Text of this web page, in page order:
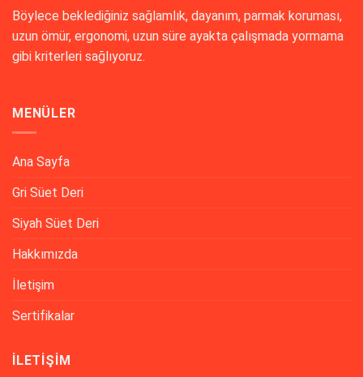
Böylece beklediğiniz sağlamlık, dayanım, parmak koruması,
uzun ömür, ergonomi, uzun süre ayakta çalışmada yormama
gibi kriterleri sağlıyoruz.
MENÜLER
Ana Sayfa
Gri Süet Deri
Siyah Süet Deri
Hakkımızda
İletişim
Sertifikalar
İLETIŞIM